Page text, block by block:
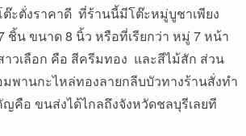
ะตั่งราคาดี ที่ร้านนี้มีโต๊ะหมู่บูชาเพียง
ชิ้น ขนาด 8 นิ้ว หรือที่เรียกว่า หมู่ 7 หน้า
าวเลือก คือ สีครีมทอง และสีไม้สัก ส่วน
พานกะไหล่ทองลายกลีบบัวทางร้านสั่งทำ
คือ ขนส่งได้ไกลถึงจังหวัดชลบุรีเลยที